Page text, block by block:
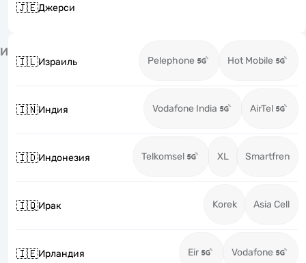
🇯🇪Джерси
И
🇮🇱Израиль Pelephone Hot Mobile
🇮🇳Индия Vodafone India AirTel
🇮🇩Индонезия Telkomsel XL Smartfren
🇮🇶Ирак Korek Asia Cell
🇮🇪Ирландия Eir Vodafone